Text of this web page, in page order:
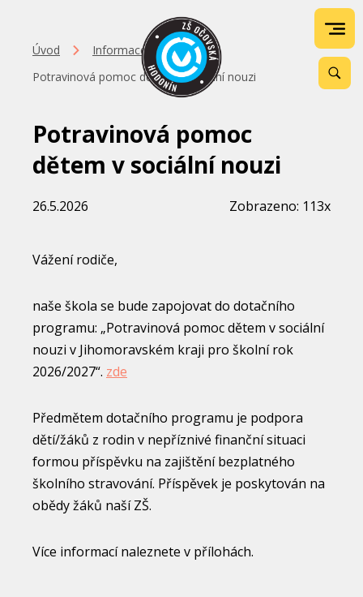
Úvod
Informace
Potravinová pomoc dětem v sociální nouzi
Potravinová pomoc
dětem v sociální nouzi
26.5.2026 Zobrazeno: 113x
Vážení rodiče,
naše škola se bude zapojovat do dotačního
programu: „Potravinová pomoc dětem v sociální
nouzi v Jihomoravském kraji pro školní rok
2026/2027“. zde
Předmětem dotačního programu je podpora
dětí/žáků z rodin v nepříznivé finanční situaci
formou příspěvku na zajištění bezplatného
školního stravování. Příspěvek je poskytován na
obědy žáků naší ZŠ.
Více informací naleznete v přílohách.